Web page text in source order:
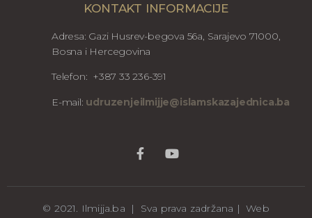
KONTAKT INFORMACIJE
Adresa: Gazi Husrev-begova 56a, Sarajevo 71000,
Bosna i Hercegovina
Telefon: +387 33 236-391
E-mail: udruzenjeilmijje@islamskazajednica.ba
© 2021. Ilmijja.ba | Sva prava zadržana | Web